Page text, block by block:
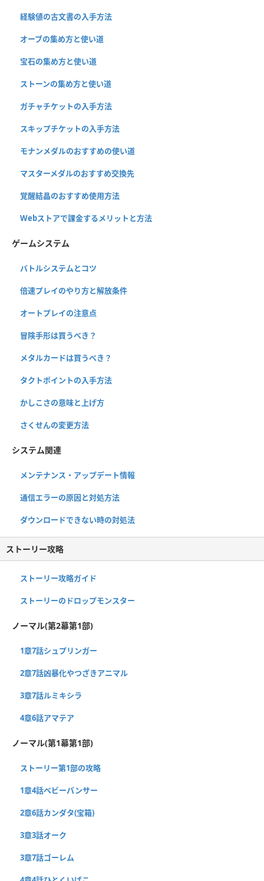
経験値の古文書の入手方法
オーブの集め方と使い道
宝石の集め方と使い道
ストーンの集め方と使い道
ガチャチケットの入手方法
スキップチケットの入手方法
モナンメダルのおすすめの使い道
マスターメダルのおすすめ交換先
覚醒結晶のおすすめ使用方法
Webストアで課金するメリットと方法
ゲームシステム
バトルシステムとコツ
倍速プレイのやり方と解放条件
オートプレイの注意点
冒険手形は買うべき？
メタルカードは買うべき？
タクトポイントの入手方法
かしこさの意味と上げ方
さくせんの変更方法
システム関連
メンテナンス・アップデート情報
通信エラーの原因と対処方法
ダウンロードできない時の対処法
ストーリー攻略
ストーリー攻略ガイド
ストーリーのドロップモンスター
ノーマル(第2幕第1部)
1章7話シュプリンガー
2章7話凶暴化やつざきアニマル
3章7話ルミキシラ
4章6話アマテア
ノーマル(第1幕第1部)
ストーリー第1部の攻略
1章4話ベビーパンサー
2章6話カンダタ(宝箱)
3章3話オーク
3章7話ゴーレム